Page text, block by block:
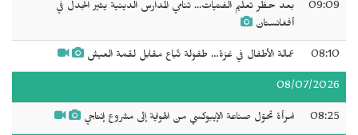
09:09
بعد حظر تعليم الفتيات... تنامي المدارس الدينية يثير الجدل في
أفغانستان
08:10 عمالة الأطفال في غزة… طفولة تُباع مقابل لقمة العيش
08/07/2026
08:25 امرأة تحوّل صناعة الإيبوكسي من الهواية إلى مشروع إنتاجي